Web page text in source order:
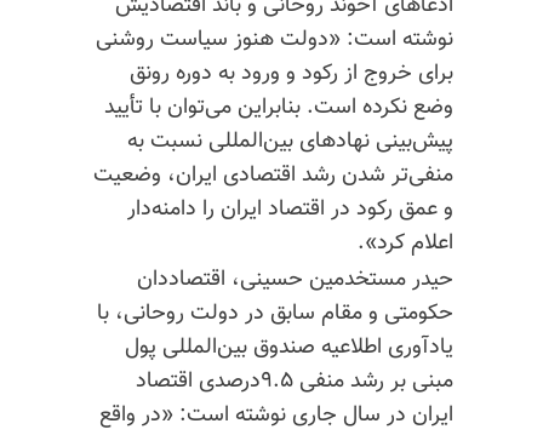
نوشته است: «دولت هنوز سیاست روشنی
برای خروج از رکود و ورود به دوره رونق
وضع نکرده است. بنابراین می‌توان با تأیید
پیش‌بینی نهادهای بین‌المللی نسبت به
منفی‌تر شدن رشد اقتصادی ایران، وضعیت
و عمق رکود در اقتصاد ایران را دامنه‌دار
اعلام کرد».
حیدر مستخدمین حسینی، اقتصاددان
حکومتی و مقام سابق در دولت روحانی، با
یادآوری اطلاعیه صندوق بین‌المللی پول
مبنی بر رشد منفی ۹.۵درصدی اقتصاد
ایران در سال جاری نوشته است: «در واقع